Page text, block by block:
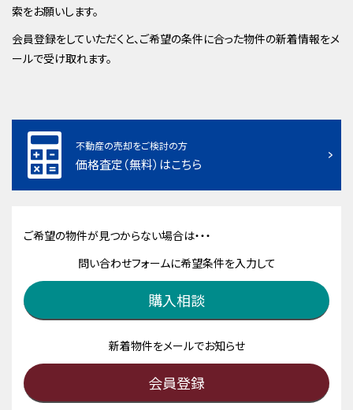
索をお願いします。
会員登録をしていただくと、ご希望の条件に合った物件の新着情報をメ
ールで受け取れます。
不動産の売却をご検討の方
価格査定（無料）はこちら
ご希望の物件が見つからない場合は・・・
問い合わせフォームに希望条件を入力して
購入相談
新着物件をメールでお知らせ
会員登録